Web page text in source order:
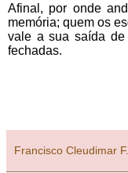
Afinal, por onde
memória; quem os
vale a sua saída de
fechadas.
Francisco Cleudimar